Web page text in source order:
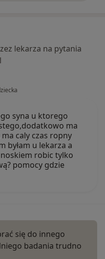
lekarza na pytania
syna u ktorego
ma
caly czas ropny
byłam u lekarza a
robic tylko
pomocy gdzie
się do innego
badania trudno